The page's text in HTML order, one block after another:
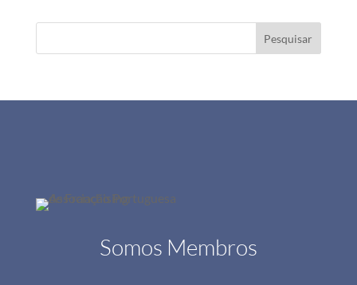
Pesquisar
Somos Membros